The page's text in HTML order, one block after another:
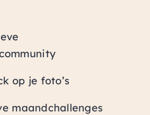
op je foto’s
maandchallenges